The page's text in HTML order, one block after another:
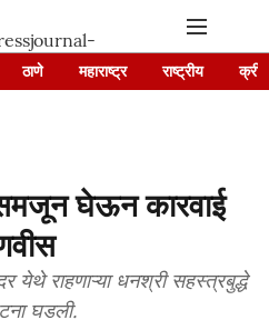
ठाणे महाराष्ट्र राष्ट्रीय
समजून घेऊन कारवाई
येथे राहणाऱ्या धनश्री सहस्त्रबुद्धे
घडली.